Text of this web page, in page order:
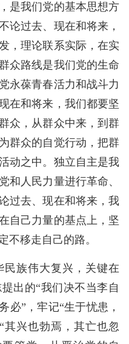
是我们党的基本思想方
论过去、现在和将来，
，理论联系实际，在实
众路线是我们党的生命
永葆青春活力和战斗力
在和将来，我们都要坚
众，从群众中来，到群
群众的自觉行动，把群
动之中。独立自主是我
和人民力量进行革命、
过去、现在和将来，我
自己力量的基点上，坚
不移走自己的路。
族伟大复兴，关键在
出的“我们决不当李自
必”，牢记“生于忧患，
其兴也勃焉，其亡也忽